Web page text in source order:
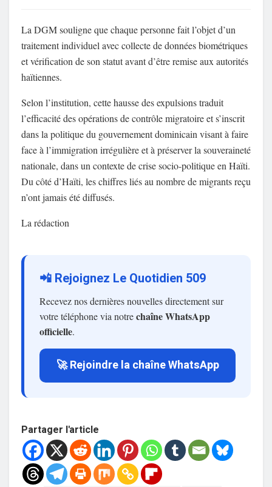
La DGM souligne que chaque personne fait l’objet d’un
traitement individuel avec collecte de données biométriques
et vérification de son statut avant d’être remise aux autorités
haïtiennes.
Selon l’institution, cette hausse des expulsions traduit
l’efficacité des opérations de contrôle migratoire et s’inscrit
dans la politique du gouvernement dominicain visant à faire
face à l’immigration irrégulière et à préserver la souveraineté
nationale, dans un contexte de crise socio-politique en Haïti.
Du côté d’Haïti, les chiffres liés au nombre de migrants reçu
n’ont jamais été diffusés.
La rédaction
📲 Rejoignez Le Quotidien 509
Recevez nos dernières nouvelles directement sur
votre téléphone via notrechaîne WhatsApp
officielle.
🚀 Rejoindre la chaîne WhatsApp
Partager l'article